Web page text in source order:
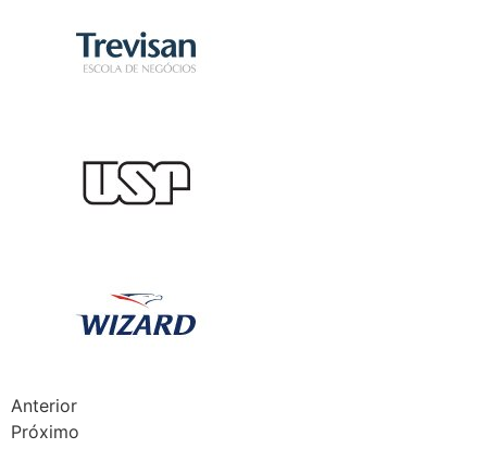
Anterior
Próximo